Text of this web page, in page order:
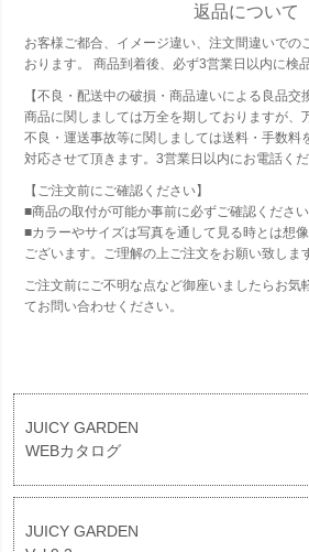
返品について
お客様ご都合、イメージ違い、注文間違いでの
おります。 商品到着後、必ず3営業日以内に検
【不良・配送中の破損・商品違いによる良品交
商品に関しましては万全を期しておりますが、
不良・運送事故等に関しましては送料・手数料
対応させて頂きます。3営業日以内にお電話くだ
【ご注文前にご確認ください】
■商品の取付が可能か事前に必ずご確認ください
■カラーやサイズは写真を通して見る時とは想
ございます。ご理解の上ご注文をお願い致しま
ご注文前にご不明な点など御座いましたらお気
てお問い合わせください。
JUICY GARDEN
WEBカタログ
JUICY GARDEN